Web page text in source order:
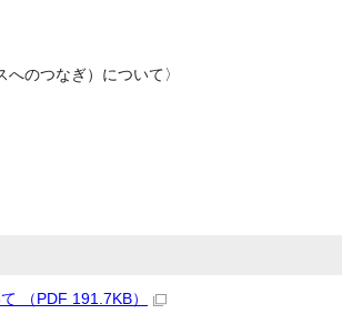
のつなぎ）について〉
（PDF 191.7KB）